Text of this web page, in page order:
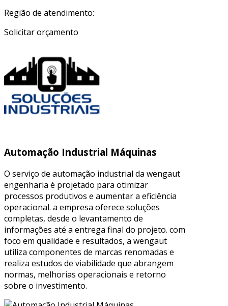
Região de atendimento:
Solicitar orçamento
Automação Industrial Máquinas
O serviço de automação industrial da wengaut
engenharia é projetado para otimizar
processos produtivos e aumentar a eficiência
operacional. a empresa oferece soluções
completas, desde o levantamento de
informações até a entrega final do projeto. com
foco em qualidade e resultados, a wengaut
utiliza componentes de marcas renomadas e
realiza estudos de viabilidade que abrangem
normas, melhorias operacionais e retorno
sobre o investimento.